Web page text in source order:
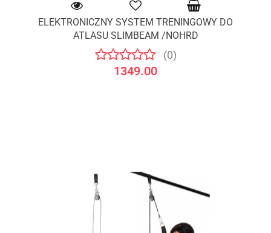
ELEKTRONICZNY SYSTEM TRENINGOWY DO
ATLASU SLIMBEAM /NOHRD
(0)
1349.00